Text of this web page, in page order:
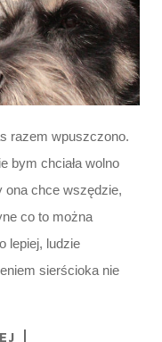
razem wpuszczono.
bym chciała wolno
ona chce wszędzie,
co to można
lepiej, ludzie
sierścioka nie